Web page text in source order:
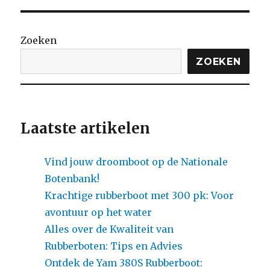
Zoeken
ZOEKEN
Laatste artikelen
Vind jouw droomboot op de Nationale
Botenbank!
Krachtige rubberboot met 300 pk: Voor
avontuur op het water
Alles over de Kwaliteit van
Rubberboten: Tips en Advies
Ontdek de Yam 380S Rubberboot: